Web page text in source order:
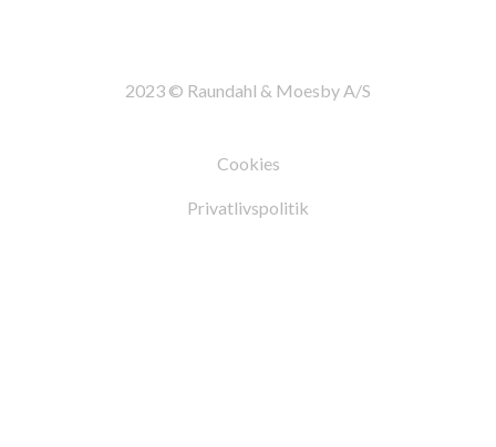
2023 © Raundahl & Moesby A/S
Cookies
Privatlivspolitik